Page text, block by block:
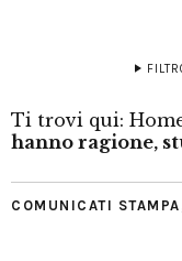
Ti trovi qui:
hanno ragione,
COMUNICATI STAMPA